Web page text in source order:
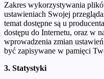
Zakres wykorzystywania
ustawieniach Swojej
temat dostępne są u
dostępu do Internetu, oraz w
wprowadzenia zmian
być zapisywane w pamięci
3. Statystyki